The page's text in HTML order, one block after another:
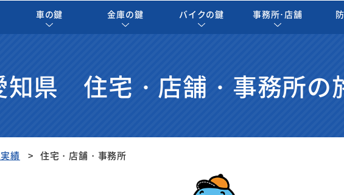
車の鍵 金庫の鍵 バイクの鍵 事務所･店舗
知県 住宅・店舗・事務所の
績 住宅・店舗・事務所